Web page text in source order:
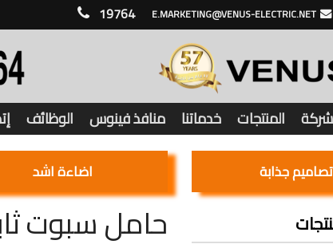
19764 E.MARKETING@VENUS-ELECTRIC.NET
المنتجات خدماتنا منافذ فينوس الوظائف
تصاميم جذابة اضاءة اشد
حامل سبوت